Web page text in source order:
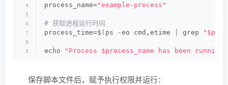
process_name="example-process"
# 获取进程运行时间
process_time=$ ( ps -eo cmd,etime grep
echo "Process $process_name has been
保存脚本文件后，赋予执行权限并运行：